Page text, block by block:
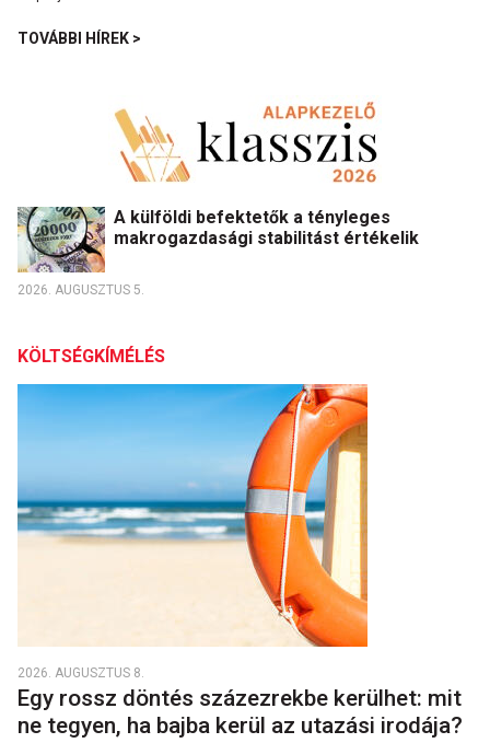
TOVÁBBI HÍREK >
A külföldi befektetők a tényleges
makrogazdasági stabilitást értékelik
2026. AUGUSZTUS 5.
KÖLTSÉGKÍMÉLÉS
2026. AUGUSZTUS 8.
Egy rossz döntés százezrekbe kerülhet: mit
ne tegyen, ha bajba kerül az utazási irodája?